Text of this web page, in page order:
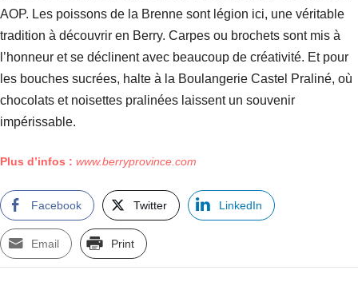
AOP. Les poissons de la Brenne sont légion ici, une véritable
tradition à découvrir en Berry. Carpes ou brochets sont mis à
l’honneur et se déclinent avec beaucoup de créativité. Et pour
les bouches sucrées, halte à la Boulangerie Castel Praliné, où
chocolats et noisettes pralinées laissent un souvenir
impérissable.
Plus d’infos : www.berryprovince.com
Facebook Twitter LinkedIn
Email Print